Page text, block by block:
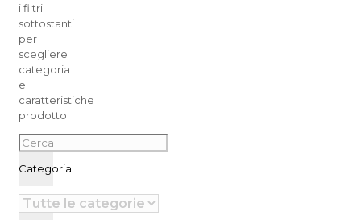
i filtri
sottostanti
per
scegliere
categoria
e
caratteristiche
prodotto
Categoria